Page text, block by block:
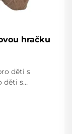
hračku
děti s
děti s